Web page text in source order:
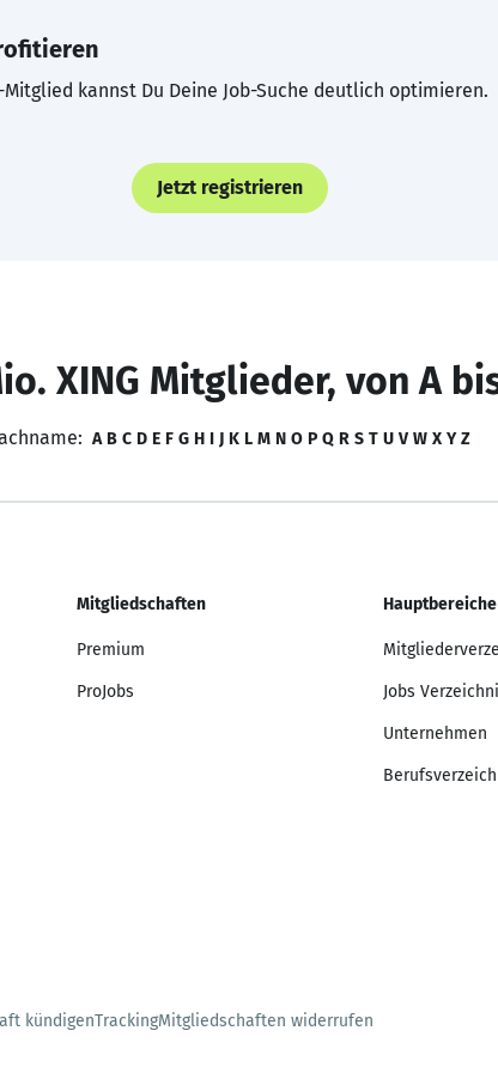
kannst Du Deine Job-Suche deutlich optimieren.
Jetzt registrieren
XING Mitglieder, von A
A B C D E F G H I J K L M N O P Q R S T U V W X Y Z
Mitgliedschaften
Premium
ProJobs
Hauptbereiche
Jobs
Unternehmen
kündigenTrackingMitgliedschaften widerrufen